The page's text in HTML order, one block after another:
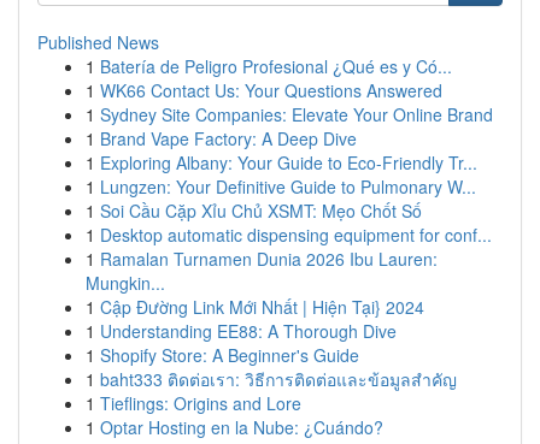
Published News
1 Batería de Peligro Profesional ¿Qué es y Có...
1 WK66 Contact Us: Your Questions Answered
1 Sydney Site Companies: Elevate Your Online Brand
1 Brand Vape Factory: A Deep Dive
1 Exploring Albany: Your Guide to Eco-Friendly Tr...
1 Lungzen: Your Definitive Guide to Pulmonary W...
1 Soi Cầu Cặp Xỉu Chủ XSMT: Mẹo Chốt Số
1 Desktop automatic dispensing equipment for conf...
1 Ramalan Turnamen Dunia 2026 Ibu Lauren:
Mungkin...
1 Cập Đường Link Mới Nhất | Hiện Tại} 2024
1 Understanding EE88: A Thorough Dive
1 Shopify Store: A Beginner's Guide
1 baht333 ติดต่อเรา: วิธีการติดต่อและข้อมูลสำคัญ
1 Tieflings: Origins and Lore
1 Optar Hosting en la Nube: ¿Cuándo?